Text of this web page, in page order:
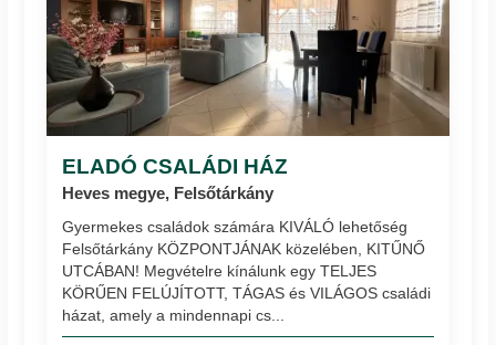
ELADÓ CSALÁDI HÁZ
Heves megye, Felsőtárkány
Gyermekes családok számára KIVÁLÓ lehetőség
Felsőtárkány KÖZPONTJÁNAK közelében, KITŰNŐ
UTCÁBAN! Megvételre kínálunk egy TELJES
KÖRŰEN FELÚJÍTOTT, TÁGAS és VILÁGOS családi
házat, amely a mindennapi cs...